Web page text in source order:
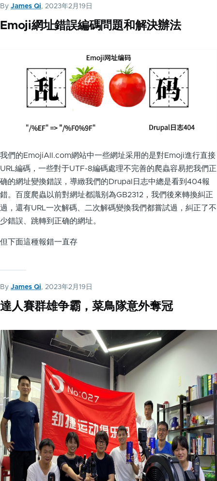
By James Qi, 2023年2月19日
Emoji網址錯誤編碼問題和解決辦法
我們的EmojiAll.com網站中一些網址采用的是對Emoji進行直接
URL編碼，一些對于UTF-8編碼處理不完善的爬蟲容易把我們正
确的網址變換錯誤，導緻我們的Drupal日志中總是看到404報
錯。百度爬蟲以前對網址都識别為GB2312，我們後來轉換糾正
過，還有URL一次解碼、二次解碼變換我們都嘗試過，糾正了不
少錯誤、跳轉到正确的網址。
但下面這種報錯一直存
By James Qi, 2023年2月19日
達人賽群雄争霸，菜鳥隊意外奪冠